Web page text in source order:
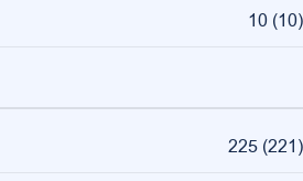
10 (10)
225 (221)